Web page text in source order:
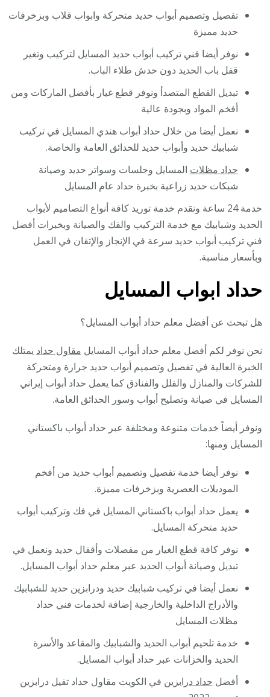
تفصيل وتصميم أبواب حديد متحركة وابواب قلاب وبزخرفات
حديد مميزة
نوفر أيضا فني تركيب أبواب حديد المسايل لتركيب وتغير
قفل باب الحديد دون خدش طلاء الباب.
تبديل القطع المتصدأ ونوفر قطع غيار بأفضل الماركات ومن
أفخم المواد وبجودة عالية
نعمل أيضا من خلال حداد أبواب هندي المسايل في تركيب
شبابيك حديد وأبواب حديد للحدائق العامة والخاصة.
حداد مظلات المسايل وجلسات وسواتر حديد وصيانة
شبكات حديد زراعية بخبرة حداد عام المسايل
خدمة 24 ساعة ونقدم خدمة توريد كافة أنواع التصاميم لأبواب
الحديد وشبابيك مع خدمة التركيب والفك والصيانة وبخبرات أفضل
فني تركيب أبواب حديد سرعة في الإنجاز والإتقان في العمل
وبأسعار مناسبة.
حداد ابواب المسايل
هل تبحث عن أفضل معلم حداد أبواب المسايل؟
نحن نوفر لكم أفضل معلم حداد أبواب المسايل مقاول حداد يمتلك
الخبرة العالية في تفصيل وتصميم أبواب حديد جرارة ومتحركة
للشركات والمنازل والفلل والفنادق كما يعمل حداد أبواب إيراني
المسايل في صيانة وتصليح أبواب وسور الحدائق العامة.
ونوفر أيضاً خدمات متنوعة ومختلفة عبر حداد أبواب باكستاني
المسايل ومنها:
نوفر أيضا خدمة تفصيل وتصميم أبواب حديد من أفخم
الموديلات العصرية وبزخرفات مميزة.
يعمل حداد أبواب باكستاني المسايل في فك وتركيب أبواب
حديد متحركة المسايل.
نوفر كافة قطع الغيار من مفصلات وأقفال حديد ونعمل في
تبديل وصيانة أبواب الحديد عبر معلم حداد أبواب المسايل.
نعمل أيضا في تركيب شبابيك حديد ودرابزين حديد للشبابيك
والأدراج الداخلية والخارجية إضافة لخدمات فني حداد
مظلات المسايل
خدمة تلحيم أبواب الحديد والشبابيك والمقاعد والأسرة
الحديد والخزانات عبر حداد أبواب المسايل.
أفضل حداد درابزين في الكويت مقاول حداد تفيل درابزين